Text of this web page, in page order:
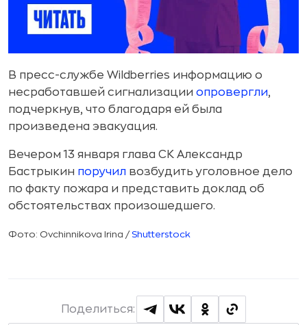
В пресс-службе Wildberries информацию о
несработавшей сигнализации опровергли,
подчеркнув, что благодаря ей была
произведена эвакуация.
Вечером 13 января глава СК Александр
Бастрыкин поручил возбудить уголовное дело
по факту пожара и представить доклад об
обстоятельствах произошедшего.
Фото: Ovchinnikova Irina / Shutterstock
Поделиться: